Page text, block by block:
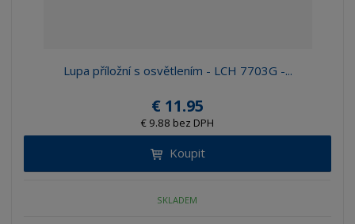
Lupa příložní s osvětlením - LCH 7703G -...
€ 11.95
€ 9.88 bez DPH
Koupit
SKLADEM